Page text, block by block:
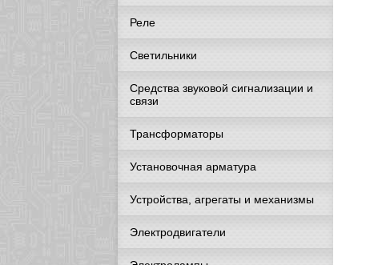
Реле
Светильники
Средства звуковой сигнализации и
связи
Трансформаторы
Установочная арматура
Устройства, агрегаты и механизмы
Электродвигатели